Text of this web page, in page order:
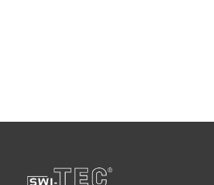
63,56 €– 103,66 €